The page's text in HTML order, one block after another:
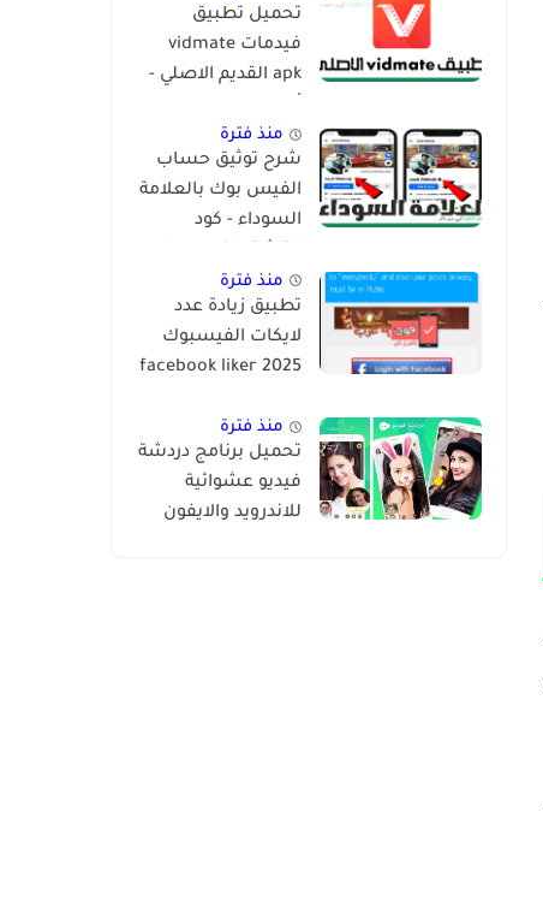
تحميل تطبيق
فيدمات vidmate
apk القديم الاصلي -
منذ فترة
شرح توثيق حساب
الفيس بوك بالعلامة
السوداء - كود
2024منذ فترة
تطبيق زيادة عدد
لايكات الفيسبوك
2025 facebook liker
منذ فترة
تحميل برنامج دردشة
فيديو عشوائية
للاندرويد والايفون